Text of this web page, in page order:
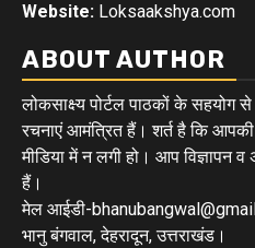
Website: Loksaakshya.com
ABOUT AUTHOR
लोकसाक्ष्य पोर्टल पाठकों के सहयोग
रचनाएं आमंत्रित हैं। शर्त है कि
मीडिया में न लगी हो। आप विज्ञापन
हैं।
मेल आईडी-
भानु बंगवाल, देहरादून, उत्तराखंड।